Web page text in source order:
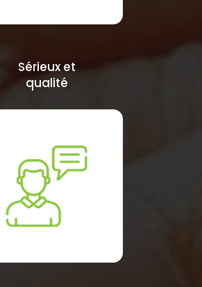
Sérieux et
qualité